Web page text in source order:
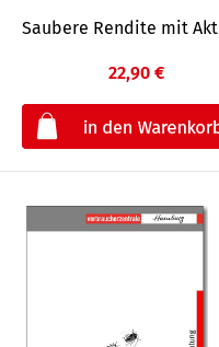
Saubere Rendite mit
22,90 €